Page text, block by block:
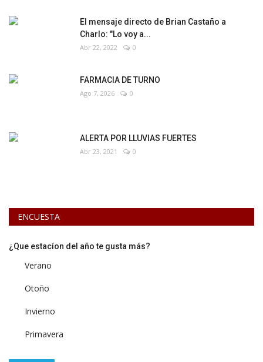
El mensaje directo de Brian Castaño a
Charlo: "Lo voy a...
Abr 22, 2022 0
FARMACIA DE TURNO
Ago 7, 2026 0
ALERTA POR LLUVIAS FUERTES
Abr 23, 2021 0
ENCUESTA
¿Que estacíon del año te gusta más?
Verano
Otoño
Invierno
Primavera